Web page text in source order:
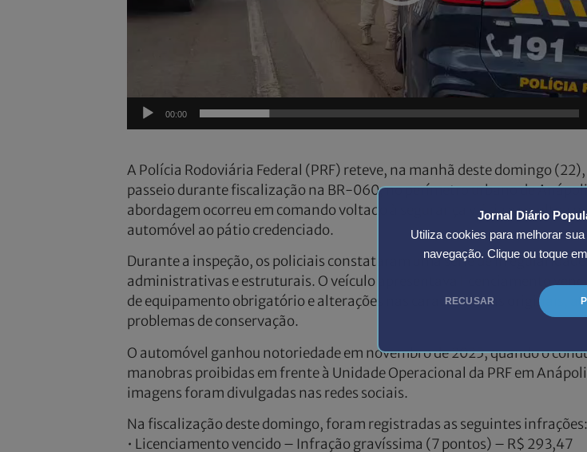
Jornal Diário
Utiliza cookies para melhorar
navegação. Clique ou toque em
RECUSAR
00:00
A Polícia Rodoviária Federal (PRF) reteve, na manhã deste domingo
passeio durante fiscalização na BR-060, no perímetro urbano de
abordagem ocorreu em comando voltado à segurança viária e resultou na
automóvel ao pátio credenciado.
Durante a inspeção, os policiais constataram uma série de irregularidades
administrativas e estruturais. O veículo apresentava licenciamento
de equipamento obrigatório e alterações nas características originais,
problemas de conservação.
O automóvel ganhou notoriedade em novembro de 2025, quando o
manobras proibidas em frente à Unidade Operacional da PRF em
imagens foram divulgadas nas redes sociais.
Na fiscalização deste domingo, foram registradas as seguintes infrações:
• Licenciamento vencido – Infração gravíssima (7 pontos) – R$ 293,47